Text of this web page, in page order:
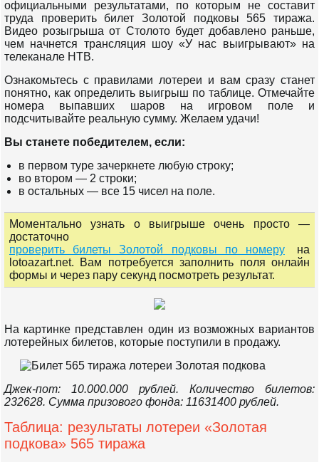
официальными результатами, по которым не составит
труда проверить билет Золотой подковы 565 тиража.
Видео розыгрыша от Столото будет добавлено раньше,
чем начнется трансляция шоу «У нас выигрывают» на
телеканале НТВ.
Ознакомьтесь с правилами лотереи и вам сразу станет
понятно, как определить выигрыш по таблице. Отмечайте
номера выпавших шаров на игровом поле и
подсчитывайте реальную сумму. Желаем удачи!
Вы станете победителем, если:
в первом туре зачеркнете любую строку;
во втором — 2 строки;
в остальных — все 15 чисел на поле.
Моментально узнать о выигрыше очень просто —
достаточно
проверить билеты Золотой подковы по номеру
на
lotoazart.net. Вам потребуется заполнить поля онлайн
формы и через пару секунд посмотреть результат.
На картинке представлен один из возможных вариантов
лотерейных билетов, которые поступили в продажу.
Джек-пот: 10.000.000 рублей. Количество билетов:
232628. Сумма призового фонда: 11631400 рублей.
Таблица: результаты лотереи «Золотая
подкова» 565 тиража